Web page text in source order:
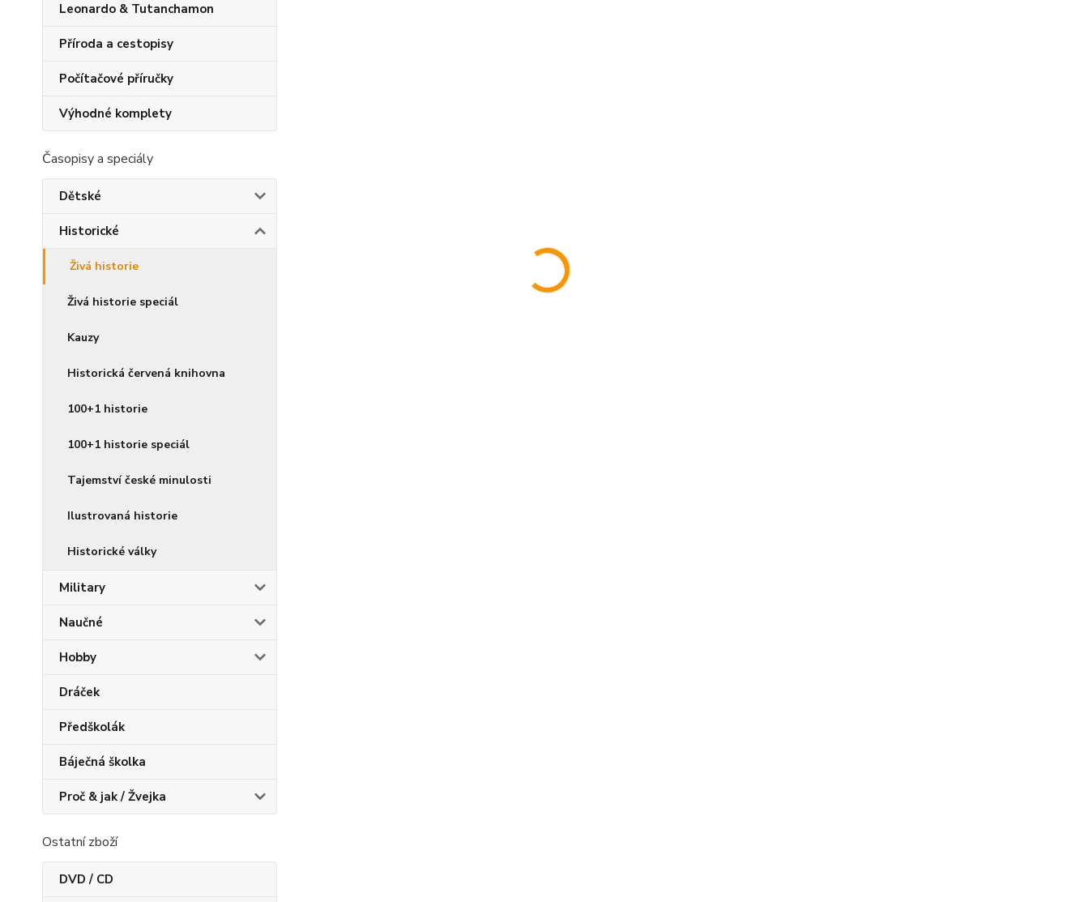
Leonardo & Tutanchamon
Příroda a cestopisy
Počítačové příručky
Výhodné komplety
Časopisy a speciály
Dětské
Historické
Živá historie
Živá historie speciál
Kauzy
Historická červená knihovna
100+1 historie
100+1 historie speciál
Tajemství české minulosti
Ilustrovaná historie
Historické války
Military
Naučné
Hobby
Dráček
Předškolák
Báječná školka
Proč & jak / Žvejka
Ostatní zboží
DVD / CD